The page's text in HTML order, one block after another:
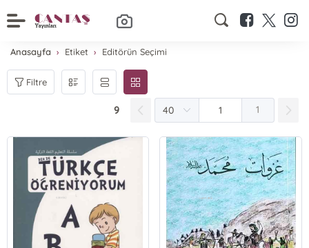
Anasayfa Etiket Editörün Seçimi
Filtre
9 1